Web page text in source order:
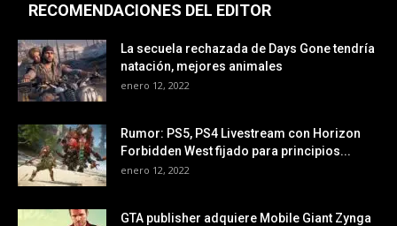
RECOMENDACIONES DEL EDITOR
La secuela rechazada de Days Gone tendría
natación, mejores animales
enero 12, 2022
Rumor: PS5, PS4 Livestream con Horizon
Forbidden West fijado para principios...
enero 12, 2022
GTA publisher adquiere Mobile Giant Zynga